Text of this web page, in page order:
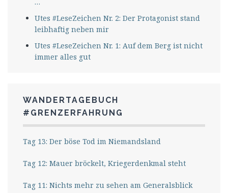
Utes #LeseZeichen Nr. 2: Der Protagonist stand
leibhaftig neben mir
Utes #LeseZeichen Nr. 1: Auf dem Berg ist nicht
immer alles gut
WANDERTAGEBUCH
#GRENZERFAHRUNG
Tag 13: Der böse Tod im Niemandsland
Tag 12: Mauer bröckelt, Kriegerdenkmal steht
Tag 11: Nichts mehr zu sehen am Generalsblick